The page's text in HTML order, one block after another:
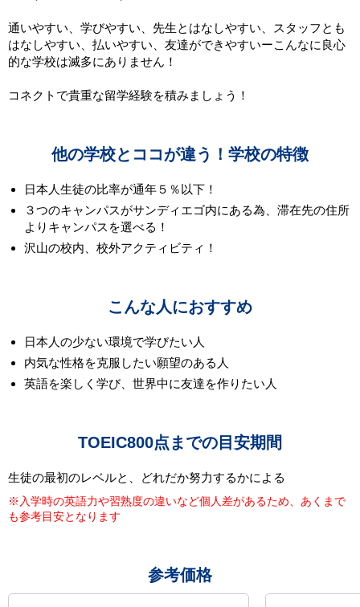
通いやすい、学びやすい、先生とはなしやすい、スタッフとも
はなしやすい、払いやすい、友達ができやすいーこんなに良心
的な学校は滅多にありません！
コネクトで貴重な留学経験を積みましょう！
他の学校とココが違う！学校の特徴
日本人生徒の比率が通年５％以下！
３つのキャンパスがサンディエゴ内にある為、滞在先の住所
よりキャンパスを選べる！
沢山の校内、校外アクティビティ！
こんな人におすすめ
日本人の少ない環境で学びたい人
内気な性格を克服したい願望のある人
英語を楽しく学び、世界中に友達を作りたい人
TOEIC800点までの目安期間
生徒の最初のレベルと、どれだか努力するかによる
※入学時の英語力や習熟度の違いなど個人差があるため、あくまで
も参考目安となります
参考価格